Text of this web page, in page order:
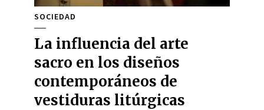
SOCIEDAD
La influencia del arte
sacro en los diseños
contemporáneos de
vestiduras litúrgicas